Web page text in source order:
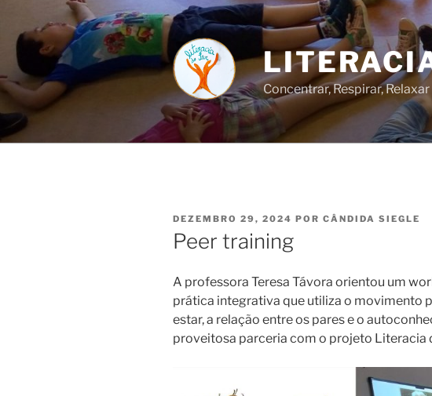
conteúdo
Concentrar, Respirar, Relaxar
PUBLICADO
EM
DEZEMBRO 29, 2024 POR CÂNDIDA SIEGLE
Peer training
A professora Teresa Távora orientou um
prática integrativa que utiliza o movimento
estar, a relação entre os pares e o
proveitosa parceria com o projeto Literacia